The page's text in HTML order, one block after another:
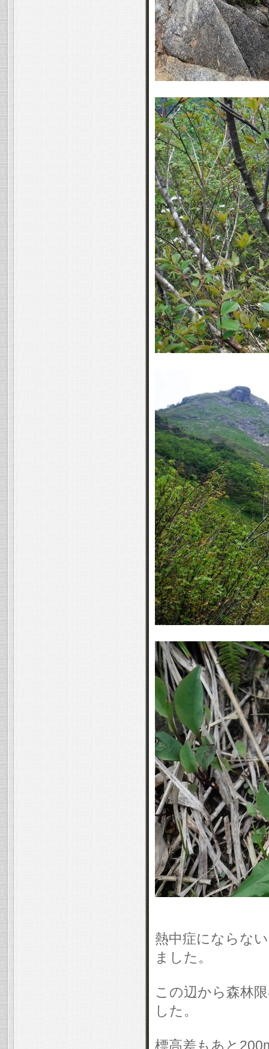
熱中症にならな
ました。
この辺から森林
した。
標高差もあと